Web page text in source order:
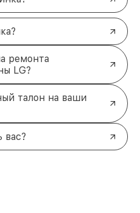
ремонта
LG?
талон на ваши
вас?